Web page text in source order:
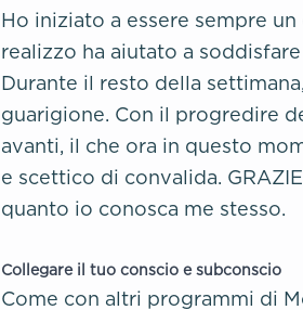
Ho iniziato a essere sempre
realizzo ha aiutato a
Durante il resto della
guarigione. Con il progredire
avanti, il che ora in questo
e scettico di convalida.
quanto io conosca me stesso.
Collegare il tuo conscio e subconscio
Come con altri programmi di